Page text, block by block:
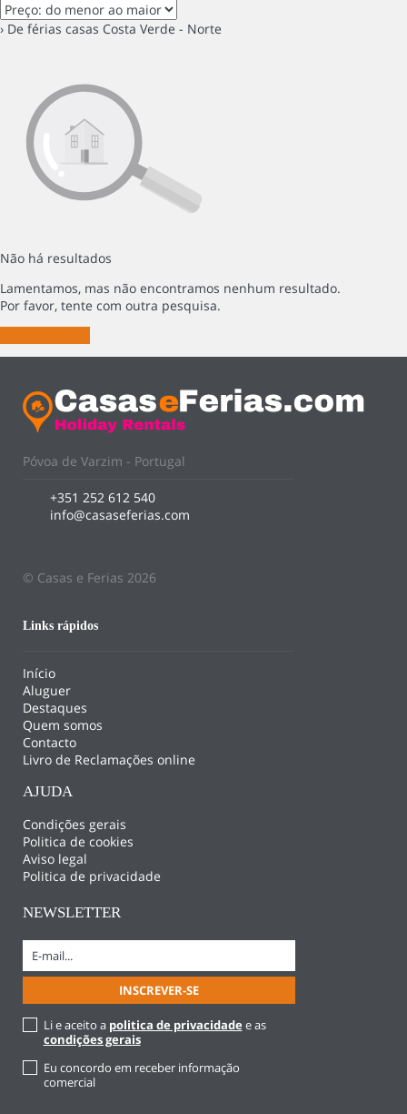
› De férias casas Costa Verde - Norte
Não há resultados
Lamentamos, mas não encontramos nenhum resultado.
Por favor, tente com outra pesquisa.
Póvoa de Varzim - Portugal
+351 252 612 540
info@casaseferias.com
© Casas e Ferias 2026
Links rápidos
Início
Aluguer
Destaques
Quem somos
Contacto
Livro de Reclamações online
AJUDA
Condições gerais
Politica de cookies
Aviso legal
Politica de privacidade
NEWSLETTER
Li e aceito a politica de privacidade e as
condições gerais
Eu concordo em receber informação
comercial